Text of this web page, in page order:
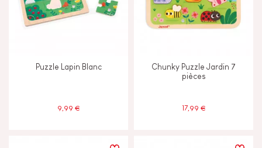
Puzzle Lapin Blanc
9,99 €
Chunky Puzzle Jardin 7
pièces
17,99 €